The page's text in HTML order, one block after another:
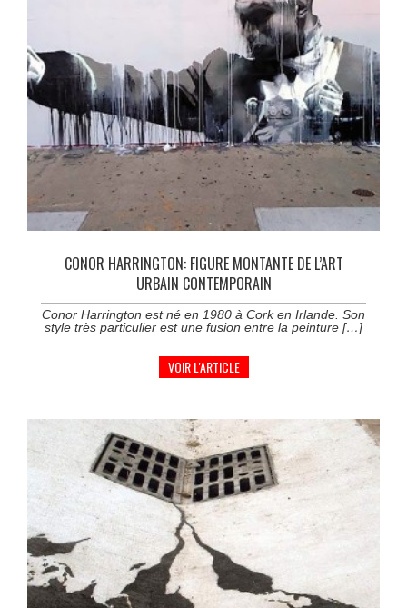
CONOR HARRINGTON: FIGURE MONTANTE DE L’ART
URBAIN CONTEMPORAIN
Conor Harrington est né en 1980 à Cork en Irlande. Son
style très particulier est une fusion entre la peinture […]
VOIR L'ARTICLE